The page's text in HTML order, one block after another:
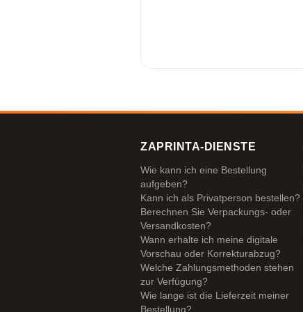
ZAPRINTA-DIENSTE
Wie kann ich eine Bestellung
aufgeben?
Kann ich als Privatperson bestellen?
Berechnen Sie Verpackungs- oder
Versandkosten?
Wann erhalte ich meine digitale
Vorschau oder Korrekturabzug?
Welche Zahlungsmethoden stehen
zur Verfügung?
Wie lange ist die Lieferzeit meiner
Bestellung?